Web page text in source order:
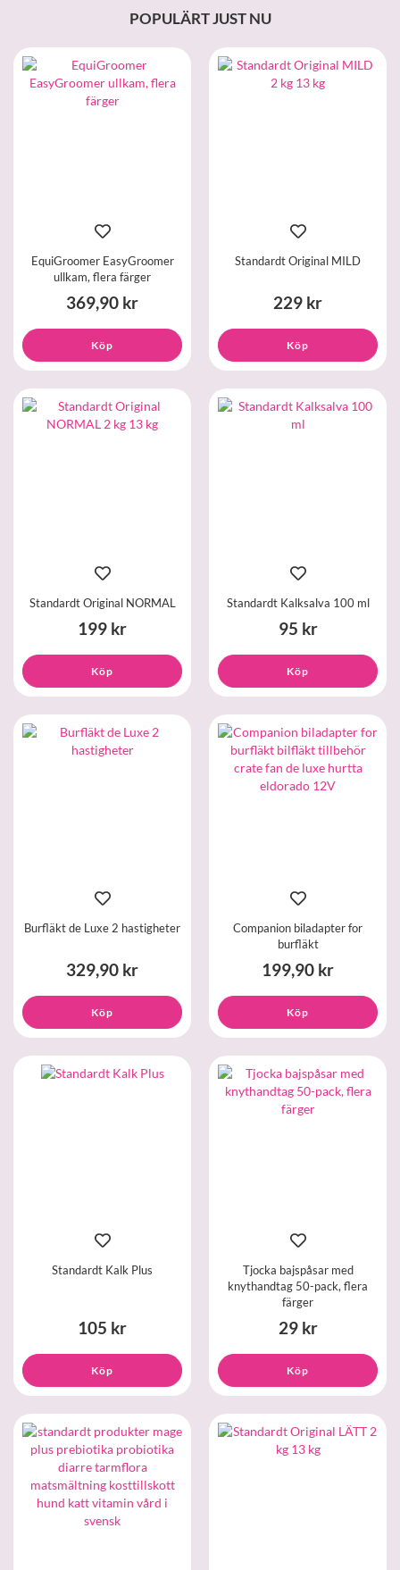
POPULÄRT JUST NU
EquiGroomer EasyGroomer
ullkam, flera färger
369,90 kr
Köp
Standardt Original MILD
229 kr
Köp
Standardt Original NORMAL
199 kr
Köp
Standardt Kalksalva 100 ml
95 kr
Köp
Burfläkt de Luxe 2 hastigheter
329,90 kr
Köp
Companion biladapter for
burfläkt
199,90 kr
Köp
Standardt Kalk Plus
105 kr
Köp
Tjocka bajspåsar med
knythandtag 50-pack, flera
färger
29 kr
Köp